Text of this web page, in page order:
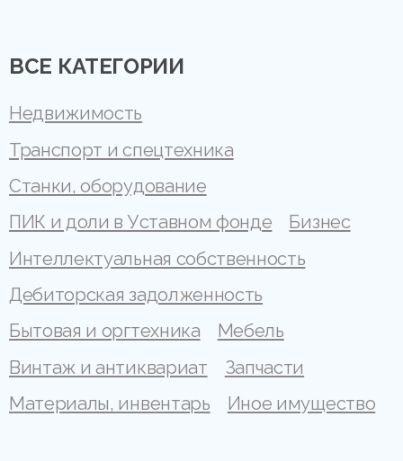
ВСЕ КАТЕГОРИИ
Недвижимость
Транспорт и спецтехника
Станки, оборудование
ПИК и доли в Уставном фонде
Бизнес
Интеллектуальная собственность
Дебиторская задолженность
Бытовая и оргтехника
Мебель
Винтаж и антиквариат
Запчасти
Материалы, инвентарь
Иное имущество